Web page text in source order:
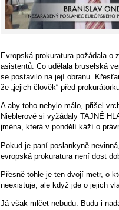
Evropská prokuratura požádala
asistentů. Co udělala bruselská
se postavilo na její obranu.
že „jejich člověk“ před
A aby toho nebylo málo, přišel
Nieblerové si vyžádaly TAJNÉ
jména, která v pondělí káží o
Pokud je paní poslankyně
evropská prokuratura není dost
Přesně tohle je ten dvojí metr, o
neexistuje, ale když jde o jejich
Já však mlčet nebudu. Budu i